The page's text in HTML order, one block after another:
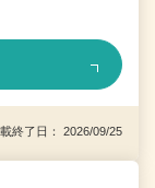
終了日： 2026/09/25